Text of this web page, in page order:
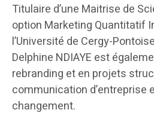
Titulaire d’une Maitrise de
option Marketing Quantitatif
l’Université de Cergy-
Delphine NDIAYE est
rebranding et en projets
communication d’entreprise
changement.